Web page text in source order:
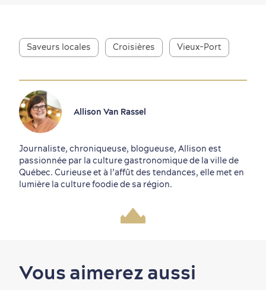
Saveurs locales Croisières Vieux-Port
Allison Van Rassel
Journaliste, chroniqueuse, blogueuse, Allison est
passionnée par la culture gastronomique de la ville de
Québec. Curieuse et à l’affût des tendances, elle met en
lumière la culture foodie de sa région.
Vous aimerez aussi